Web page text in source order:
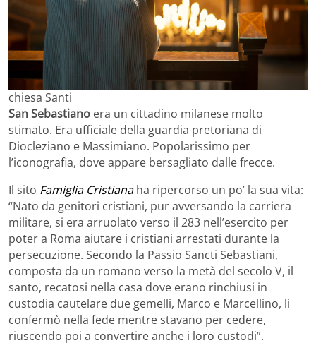
chiesa Santi
San Sebastiano era un cittadino milanese molto
stimato. Era ufficiale della guardia pretoriana di
Diocleziano e Massimiano. Popolarissimo per
l’iconografia, dove appare bersagliato dalle frecce.
Il sito Famiglia Cristianaha ripercorso un po’ la sua vita:
“Nato da genitori cristiani, pur avversando la carriera
militare, si era arruolato verso il 283 nell’esercito per
poter a Roma aiutare i cristiani arrestati durante la
persecuzione. Secondo la Passio Sancti Sebastiani,
composta da un romano verso la metà del secolo V, il
santo, recatosi nella casa dove erano rinchiusi in
custodia cautelare due gemelli, Marco e Marcellino, li
confermò nella fede mentre stavano per cedere,
riuscendo poi a convertire anche i loro custodi”.